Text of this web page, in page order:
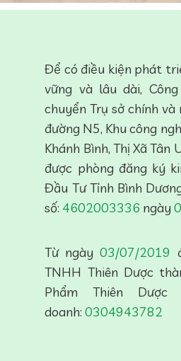
Để có điều kiện phát
vững và lâu dài,
chuyển Trụ sở chính
đường N5, Khu công
Khánh Bình, Thị Xã Tân
được phòng đăng ký
Đầu Tư Tỉnh Bình
số: 4602003336 ngày
Từ ngày03/07/2019
TNHH Thiên Dược
Phẩm Thiên
doanh:0304943782